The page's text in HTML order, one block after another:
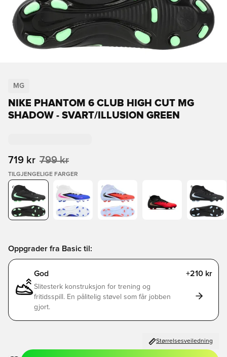
MG
NIKE PHANTOM 6 CLUB HIGH CUT MG
SHADOW - SVART/ILLUSION GREEN
719 kr 799 kr
TILGJENGELIGE FARGER
Oppgrader fra Basic til:
God +210 kr
Slitesterk konstruksjon for trening og
fritidsspill. En pålitelig støvel som får jobben
gjort.
Størrelsesveiledning